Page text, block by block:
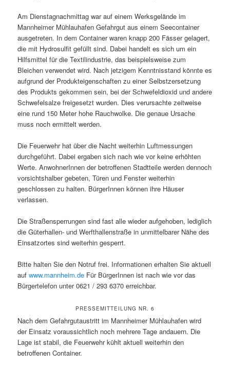
Am Dienstagnachmittag war auf einem Werksgelände im
Mannheimer Mühlauhafen Gefahrgut aus einem Seecontainer
ausgetreten. In dem Container waren knapp 200 Fässer gelagert,
die mit Hydrosulfit gefüllt sind. Dabei handelt es sich um ein
Hilfsmittel für die Textilindustrie, das beispielsweise zum
Bleichen verwendet wird. Nach jetzigem Kenntnisstand könnte es
aufgrund der Produkteigenschaften zu einer Selbstzersetzung
des Produkts gekommen sein, bei der Schwefeldioxid und andere
Schwefelsalze freigesetzt wurden. Dies verursachte zeitweise
eine rund 150 Meter hohe Rauchwolke. Die genaue Ursache
muss noch ermittelt werden.
Die Feuerwehr hat über die Nacht weiterhin Luftmessungen
durchgeführt. Dabei ergaben sich nach wie vor keine erhöhten
Werte. AnwohnerInnen der betroffenen Stadtteile werden dennoch
vorsichtshalber gebeten, Türen und Fenster weiterhin
geschlossen zu halten. BürgerInnen können ihre Häuser
verlassen.
Die Straßensperrungen sind fast alle wieder aufgehoben, lediglich
die Güterhallen- und Werfthallenstraße in unmittelbarer Nähe des
Einsatzortes sind weiterhin gesperrt.
Bitte halten Sie den Notruf frei. Informationen erhalten Sie aktuell
aufwww.mannheim.de Für BürgerInnen ist nach wie vor das
Bürgertelefon unter 0621 / 293 6370 erreichbar.
PRESSEMITTEILUNG NR. 6
Nach dem Gefahrgutaustritt im Mannheimer Mühlauhafen wird
der Einsatz voraussichtlich noch mehrere Tage andauern. Die
Lage ist stabil, die Feuerwehr kühlt aktuell weiterhin den
betroffenen Container.